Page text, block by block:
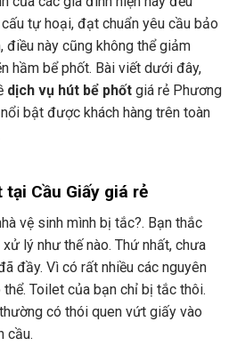
tự hoại, đạt chuẩn yêu cầu bảo
điều này cũng không thể giảm
hầm bể phốt. Bài viết dưới đây,
dịch vụ hút bể phốt giá rẻ Phương
bật được khách hàng trên toàn
Cầu Giấy giá rẻ
vệ sinh mình bị tắc?. Bạn thắc
lý như thế nào. Thứ nhất, chưa
đầy. Vì có rất nhiều các nguyên
thể. Toilet của bạn chỉ bị tắc thôi.
có thói quen vứt giấy vào
cầu.